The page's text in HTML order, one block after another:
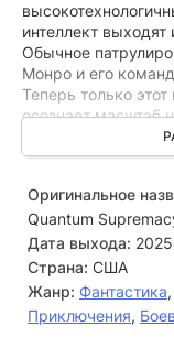
интеллект выходят
Обычное
Монро и его
Теперь только
осознает масштаб
предотвратить
одержать победу
предстоит
своего нового
подход, понять
квантовым сбоем,
который спасет
Оригинальное
Quantum
Дата выхода: 2025
Страна: США
Жанр: Фантастика,
Приключения,